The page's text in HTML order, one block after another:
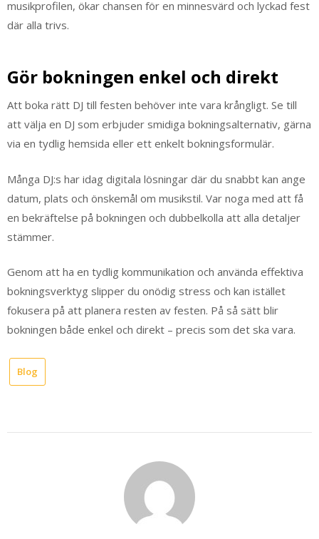
musikprofilen, ökar chansen för en minnesvärd och lyckad fest
där alla trivs.
Gör bokningen enkel och direkt
Att boka rätt DJ till festen behöver inte vara krångligt. Se till
att välja en DJ som erbjuder smidiga bokningsalternativ, gärna
via en tydlig hemsida eller ett enkelt bokningsformulär.
Många DJ:s har idag digitala lösningar där du snabbt kan ange
datum, plats och önskemål om musikstil. Var noga med att få
en bekräftelse på bokningen och dubbelkolla att alla detaljer
stämmer.
Genom att ha en tydlig kommunikation och använda effektiva
bokningsverktyg slipper du onödig stress och kan istället
fokusera på att planera resten av festen. På så sätt blir
bokningen både enkel och direkt – precis som det ska vara.
Blog